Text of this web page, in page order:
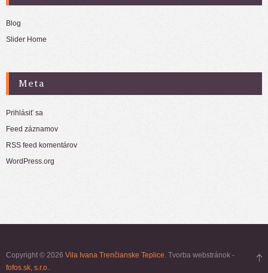
Blog
Slider Home
Meta
Prihlásiť sa
Feed záznamov
RSS feed komentárov
WordPress.org
Copyright © 2026 Vila Ivana Trenčianske Teplice. Tvorba webstránok -
fofos.sk, s.r.o..